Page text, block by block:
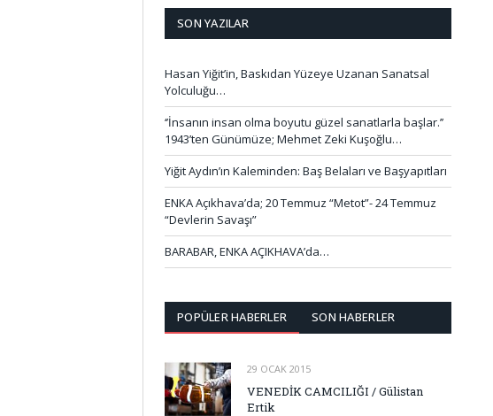
SON YAZILAR
Hasan Yiğit’in, Baskıdan Yüzeye Uzanan Sanatsal
Yolculuğu…
‘’İnsanın insan olma boyutu güzel sanatlarla başlar.’’
1943’ten Günümüze; Mehmet Zeki Kuşoğlu…
Yiğit Aydın’ın Kaleminden: Baş Belaları ve Başyapıtları
ENKA Açıkhava’da; 20 Temmuz “Metot”- 24 Temmuz
“Devlerin Savaşı”
BARABAR, ENKA AÇIKHAVA’da…
POPÜLER HABERLER SON HABERLER
29 OCAK 2015
VENEDİK CAMCILIĞI / Gülistan
Ertik